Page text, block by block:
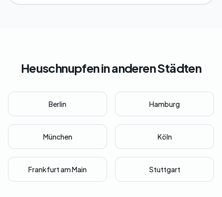
Heuschnupfen in anderen Städten
Berlin Hamburg
München Köln
Frankfurt am Main Stuttgart